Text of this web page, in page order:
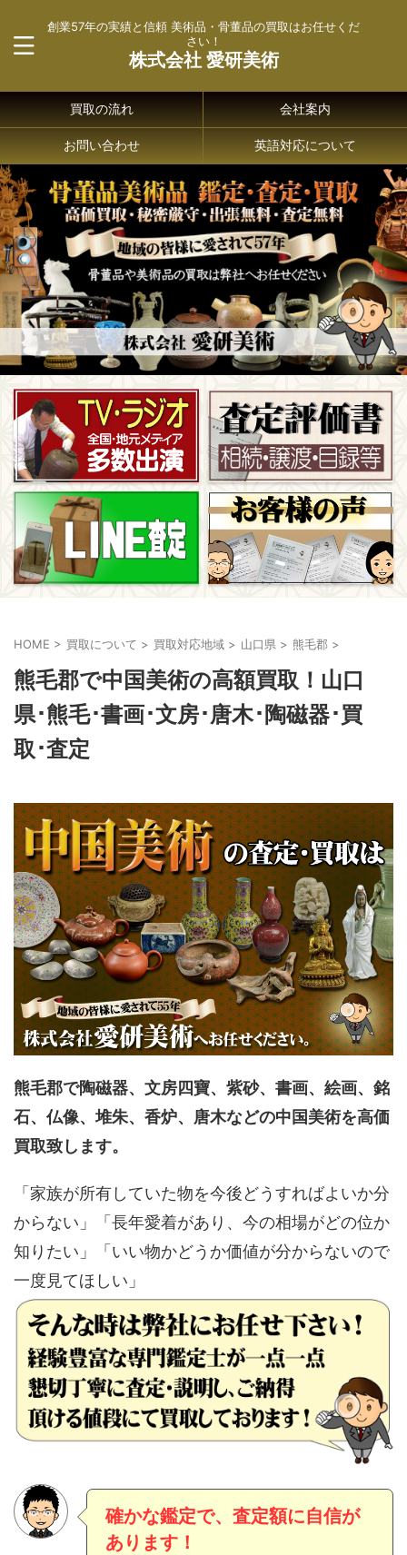
創業57年の実績と信頼 美術品・骨董品の買取はお任せくだ
さい！
株式会社 愛研美術
買取の流れ 会社案内
お問い合わせ 英語対応について
HOME > 買取について > 買取対応地域 > 山口県 > 熊毛郡 >
熊毛郡で中国美術の高額買取！山口
県･熊毛･書画･文房･唐木･陶磁器･買
取･査定
熊毛郡で陶磁器、文房四寶、紫砂、書画、絵画、銘
石、仏像、堆朱、香炉、唐木などの中国美術を高価
買取致します。
「家族が所有していた物を今後どうすればよいか分
からない」「長年愛着があり、今の相場がどの位か
知りたい」「いい物かどうか価値が分からないので
一度見てほしい」
確かな鑑定で、査定額に自信が
あります！